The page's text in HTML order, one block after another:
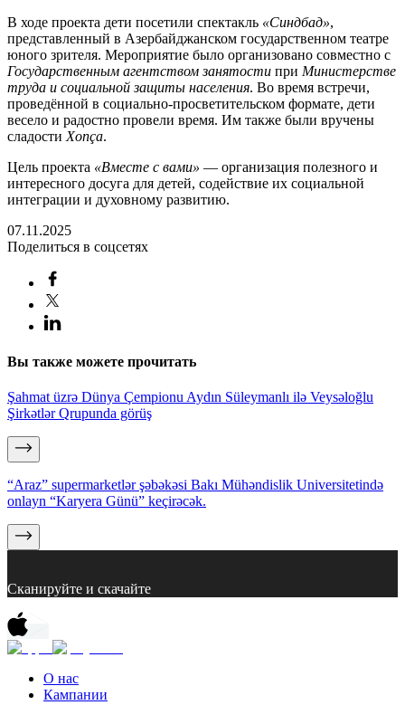
В ходе проекта дети посетили спектакль «Синдбад»,
представленный в Азербайджанском государственном театре
юного зрителя. Мероприятие было организовано совместно с
Государственным агентством занятости при Министерстве
труда и социальной защиты населения. Во время встречи,
проведённой в социально-просветительском формате, дети
весело и радостно провели время. Им также были вручены
сладости Xonça.
Цель проекта «Вместе с вами» — организация полезного и
интересного досуга для детей, содействие их социальной
интеграции и духовному развитию.
07.11.2025
Поделиться в соцсетях
Вы также можете прочитать
Şahmat üzrə Dünya Çempionu Aydın Süleymanlı ilə Veysəloğlu
Şirkətlər Qrupunda görüş
“Araz” supermarketlər şəbəkəsi Bakı Mühəndislik Universitetində
onlayn “Karyera Günü” keçirəcək.
Сканируйте и скачайте
О нас
Кампании